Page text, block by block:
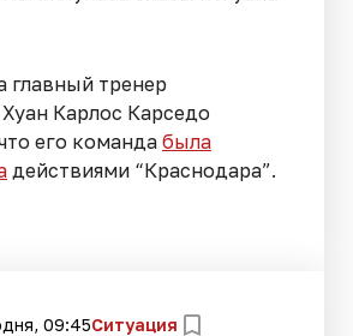
главный тренер
Хуан Карлос Карседо
его команда была
действиями “Краснодара”.
09:45Ситуация